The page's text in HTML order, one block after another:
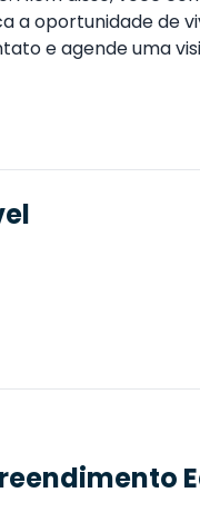
a oportunidade de
e agende uma